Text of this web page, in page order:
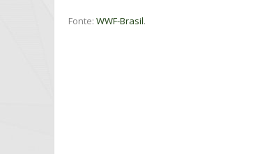
Fonte: WWF-Brasil.